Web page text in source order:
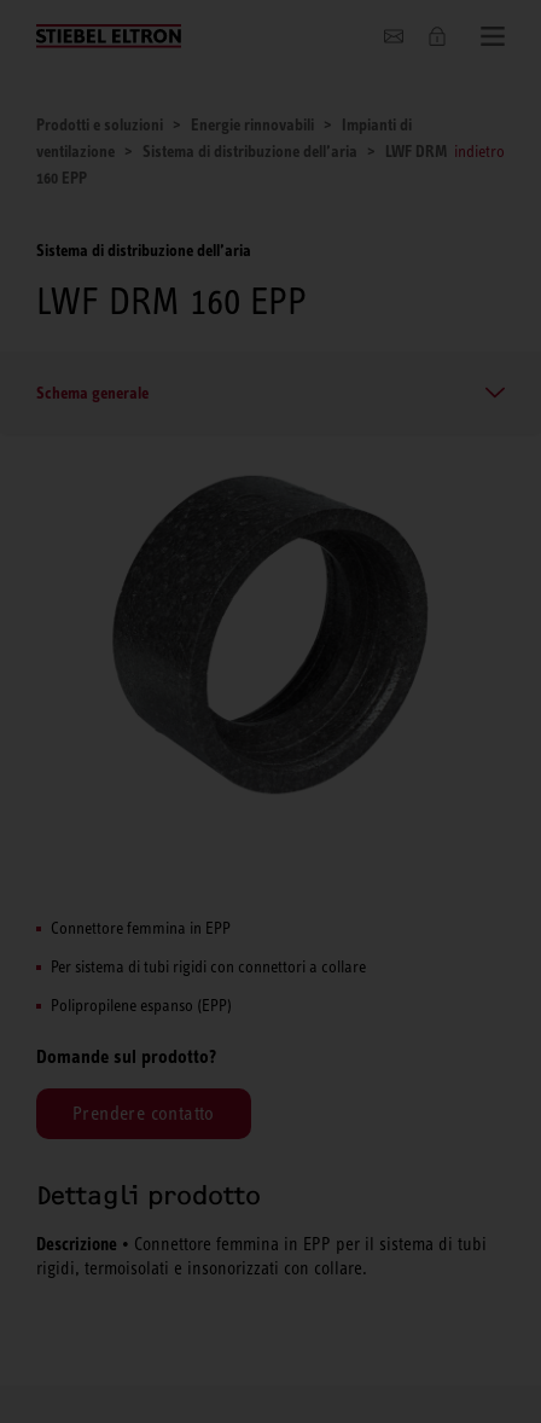
Chi siamo
Prodotti e soluzioni Energie rinnovabili
Impianti di
ventilazione
Sistema di distribuzione dell’aria
LWF DRM
160 EPP
indietro
Sistema di distribuzione dell’aria
LWF DRM 160 EPP
Schema generale
Connettore femmina in EPP
Per sistema di tubi rigidi con connettori a collare
Polipropilene espanso (EPP)
Domande sul prodotto?
Prendere contatto
Dettagli prodotto
Descrizione • Connettore femmina in EPP per il sistema di tubi
rigidi, termoisolati e insonorizzati con collare.